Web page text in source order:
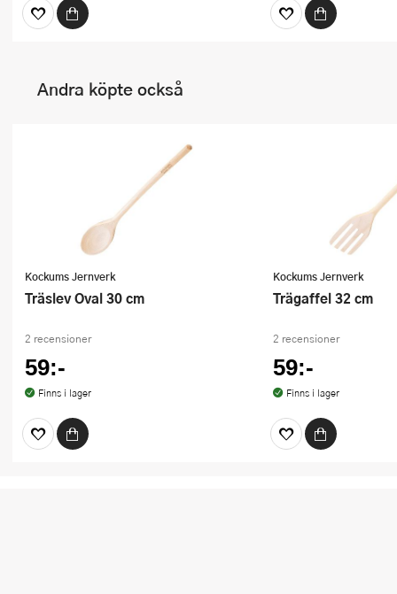
Andra köpte också
Kockums Jernverk
Träslev Oval 30 cm
2 recensioner
59:-
Finns i lager
Kockums Jernverk
Trägaffel 32 cm
2 recensioner
59:-
Finns i lager